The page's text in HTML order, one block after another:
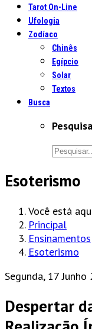
Tarot On-Line
Ufologia
Zodíaco
Chinês
Egípcio
Solar
Textos
Busca
Esoterismo
Você está
Principal
Ensinamentos
Esoterismo
Segunda, 17
Despertar